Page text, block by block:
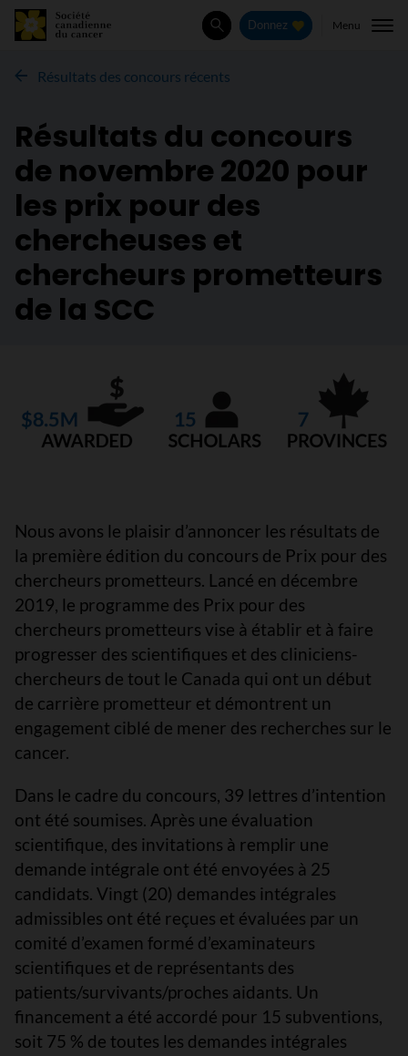
Rechercher
Donnez Menu
Résultats des concours récents
Résultats du concours
de novembre 2020 pour
les prix pour des
chercheuses et
chercheurs prometteurs
de la SCC
Nous avons le plaisir d’annoncer les résultats de
la première édition du concours de Prix pour des
chercheurs prometteurs. Lancé en décembre
2019, le programme des Prix pour des
chercheurs prometteurs vise à établir et à faire
progresser des scientifiques et des cliniciens-
chercheurs de tout le Canada qui ont un début
de carrière prometteur et démontrent un
engagement ciblé de mener des recherches sur le
cancer.
Dans le cadre du concours, 39 lettres d’intention
ont été soumises. Après une évaluation
scientifique, des invitations à remplir une
demande intégrale ont été envoyées à 25
candidats. Vingt (20) demandes intégrales
admissibles ont été reçues et évaluées par un
comité d’examen formé d’examinateurs
scientifiques et de représentants des
patients/survivants/proches aidants. Un
financement a été accordé pour 15 subventions,
soit 75 % de toutes les demandes intégrales